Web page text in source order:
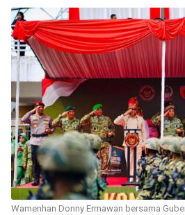
Wamenhan Donny Ermawan bersama